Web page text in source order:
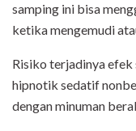
samping ini bisa
ketika mengemudi
Risiko terjadinya
hipnotik sedatif
dengan minuman